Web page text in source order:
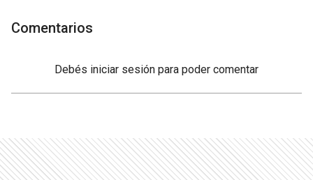
Comentarios
Debés iniciar sesión para poder comentar